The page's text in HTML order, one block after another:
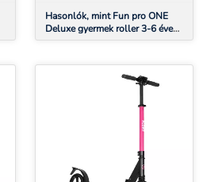
Hasonlók, mint Fun pro ONE
Deluxe gyermek roller 3-6 éves
korig LED kerekek
állítható magasságú